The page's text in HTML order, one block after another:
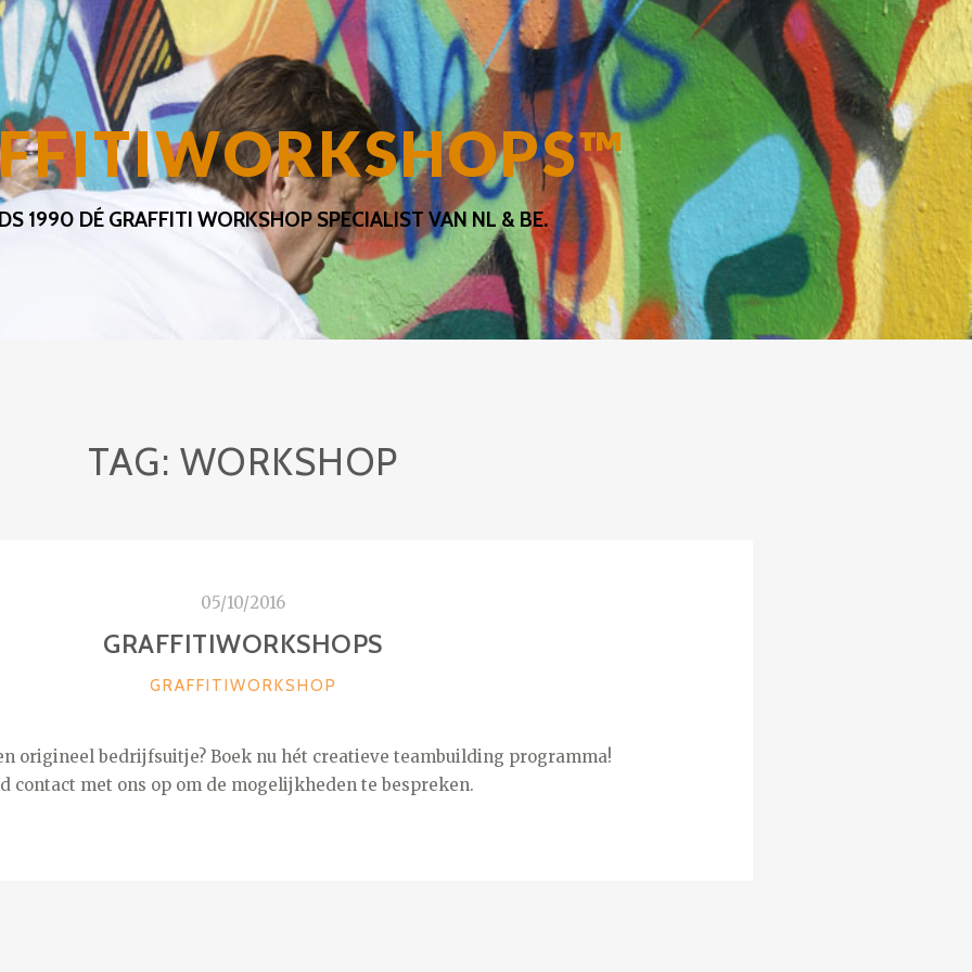
1990 DÉ GRAFFITI WORKSHOP SPECIALIST VAN NL & BE.
TAG:WORKSHOP
05/10/2016
GRAFFITIWORKSHOPS
CATEGORIEËN
GRAFFITIWORKSHOP
origineel bedrijfsuitje? Boek nu hét creatieve teambuilding programma!
contact met ons op om de mogelijkheden te bespreken.